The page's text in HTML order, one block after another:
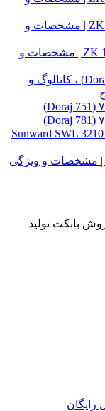
مینی لودر زرین کوپال ZK 650 | مشخصات و
مینی لودر زرین کوپال ZK 1050 | مشخصات و
مینی لودر دراج ۷۶۱ (Doraj 761) ، کاتالوگ و
| مشخصات و ویژگی
بابکت تولید